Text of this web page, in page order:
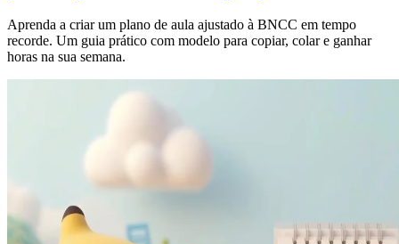
Aprenda a criar um plano de aula ajustado à BNCC em tempo
recorde. Um guia prático com modelo para copiar, colar e ganhar
horas na sua semana.